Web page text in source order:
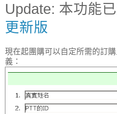
Update: 本功能
更新版
現在起團購可以自定所需的訂
義：